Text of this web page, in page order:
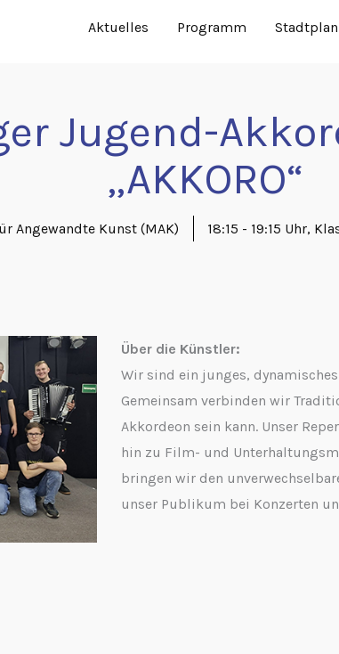
Aktuelles Programm Stadtplan
Jugend-
„AKKORO“
Angewandte Kunst (MAK) 18:15 - 19:15 Uhr,
Über die Künstler:
Wir sind ein junges,
Gemeinsam verbinden wir
Akkordeon sein kann. Unser
hin zu Film- und
bringen wir den
unser Publikum bei Konzerten